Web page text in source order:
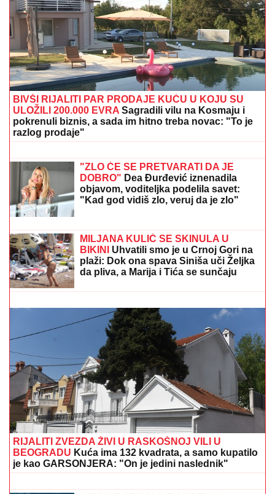
BIVŠI RIJALITI PAR PRODAJE KUĆU U KOJU SU
ULOŽILI 200.000 EVRA Sagradili vilu na Kosmaju i
pokrenuli biznis, a sada im hitno treba novac: "To je
razlog prodaje"
VLADIMIRA TOMOVIĆA U BARU
Zatvorili mu objekat nakon što je
pokrenuo biznis, hitno se oglasio:
"Imamo zabranu"
objavom, voditeljka podelila savet:
"Kad god vidiš zlo, veruj da je zlo"
SIN BRUTALNO TUKAO MAJKU DO SMRTI!Strašni
detalji jezivog zločina na Novom Beogradu: Nakon
ubistva pokušao da skoči sa terase!
MILJANA KULIĆ SE SKINULA U
BIKINIUhvatili smo je u Crnoj Gori na
plaži: Dok ona spava Siniša uči Željka
da pliva, a Marija i Tića se sunčaju